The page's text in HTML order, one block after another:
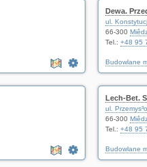
Dewa.
ul.
66-300
Tel.: +48 95
Budowlane
Lech-Bet.
ul.
66-300
Tel.: +48 95
Budowlane